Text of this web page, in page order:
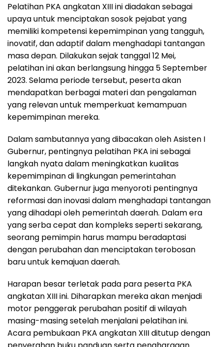
Pelatihan PKA angkatan XIII ini diadakan sebagai
upaya untuk menciptakan sosok pejabat yang
memiliki kompetensi kepemimpinan yang tangguh,
inovatif, dan adaptif dalam menghadapi tantangan
masa depan. Dilakukan sejak tanggal 12 Mei,
pelatihan ini akan berlangsung hingga 5 September
2023. Selama periode tersebut, peserta akan
mendapatkan berbagai materi dan pengalaman
yang relevan untuk memperkuat kemampuan
kepemimpinan mereka.
Dalam sambutannya yang dibacakan oleh Asisten I
Gubernur, pentingnya pelatihan PKA ini sebagai
langkah nyata dalam meningkatkan kualitas
kepemimpinan di lingkungan pemerintahan
ditekankan. Gubernur juga menyoroti pentingnya
reformasi dan inovasi dalam menghadapi tantangan
yang dihadapi oleh pemerintah daerah. Dalam era
yang serba cepat dan kompleks seperti sekarang,
seorang pemimpin harus mampu beradaptasi
dengan perubahan dan menciptakan terobosan
baru untuk kemajuan daerah.
Harapan besar terletak pada para peserta PKA
angkatan XIII ini. Diharapkan mereka akan menjadi
motor penggerak perubahan positif di wilayah
masing-masing setelah menjalani pelatihan ini.
Acara pembukaan PKA angkatan XIII ditutup dengan